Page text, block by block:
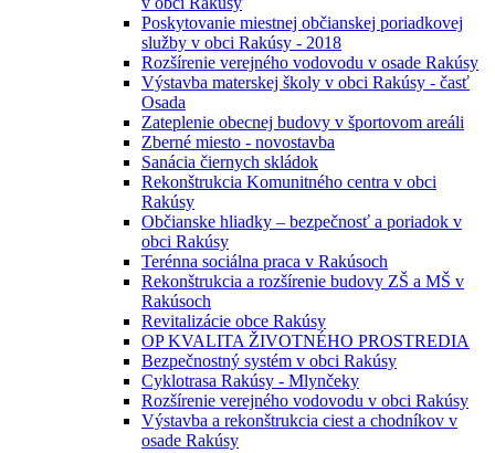
Poskytovanie miestnej občianskej poriadkovej
služby v obci Rakúsy - 2018
Rozšírenie verejného vodovodu v osade Rakúsy
Výstavba materskej školy v obci Rakúsy - časť
Osada
Zateplenie obecnej budovy v športovom areáli
Zberné miesto - novostavba
Sanácia čiernych skládok
Rekonštrukcia Komunitného centra v obci
Rakúsy
Občianske hliadky – bezpečnosť a poriadok v
obci Rakúsy
Terénna sociálna praca v Rakúsoch
Rekonštrukcia a rozšírenie budovy ZŠ a MŠ v
Rakúsoch
Revitalizácie obce Rakúsy
OP KVALITA ŽIVOTNÉHO PROSTREDIA
Bezpečnostný systém v obci Rakúsy
Cyklotrasa Rakúsy - Mlynčeky
Rozšírenie verejného vodovodu v obci Rakúsy
Výstavba a rekonštrukcia ciest a chodníkov v
osade Rakúsy